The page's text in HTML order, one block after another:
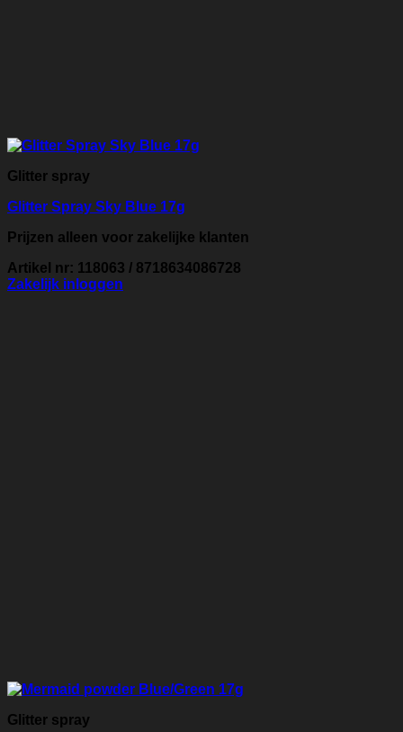
Glitter spray
Glitter Spray Sky Blue 17g
Prijzen alleen voor zakelijke klanten
Artikel nr: 118063 / 8718634086728
Zakelijk inloggen
Glitter spray